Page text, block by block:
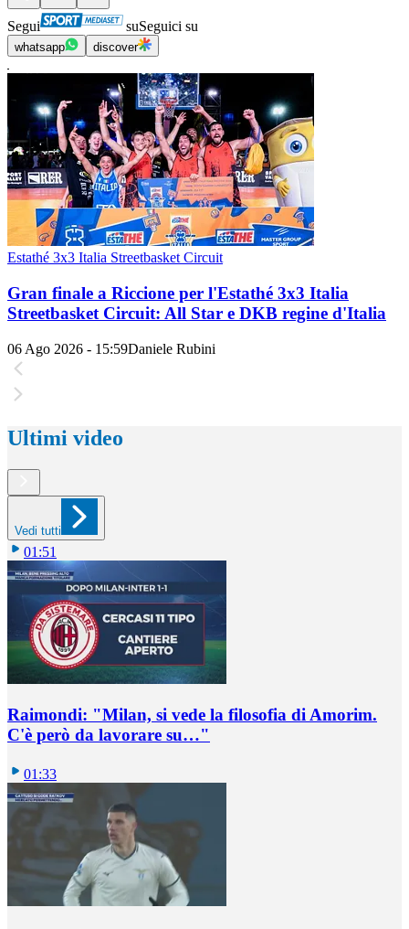
Segui suSeguici su
whatsapp discover
Estathé 3x3 Italia Streetbasket Circuit
Gran finale a Riccione per l'Estathé 3x3 Italia
Streetbasket Circuit: All Star e DKB regine d'Italia
06 Ago 2026 - 15:59Daniele Rubini
Ultimi video
Vedi tutti
01:51
Raimondi: "Milan, si vede la filosofia di Amorim.
C'è però da lavorare su…"
01:33